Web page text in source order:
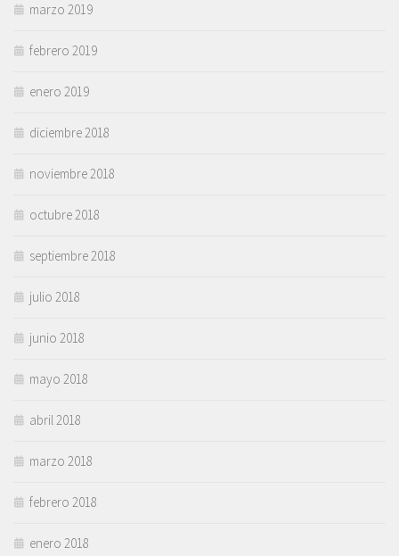
marzo 2019
febrero 2019
enero 2019
diciembre 2018
noviembre 2018
octubre 2018
septiembre 2018
julio 2018
junio 2018
mayo 2018
abril 2018
marzo 2018
febrero 2018
enero 2018